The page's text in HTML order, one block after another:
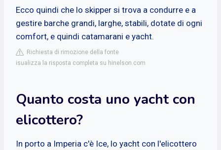
Ecco quindi che lo skipper si trova a condurre e a
gestire barche grandi, larghe, stabili, dotate di ogni
comfort, e quindi catamarani e yacht.
Richiesta di rimozione della fonte
isualizza la risposta completa su hinelson.com
Quanto costa uno yacht con
elicottero?
In porto a Imperia c'è Ice, lo yacht con l'elicottero